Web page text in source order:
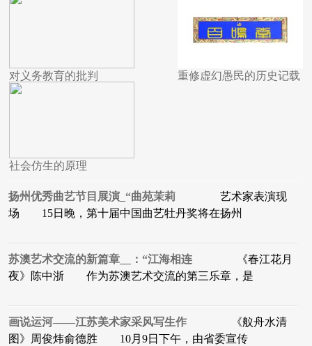
对义务教育的批判
社会仿生的原理
重修虚幻愚民的历史记载
扬州优秀曲艺节目展演_“曲苑茉莉 艺术家表演现
场 15日晚，第十届中国曲艺牡丹奖将在扬州
苏澳艺术交流的新篇章__：“江海相连 《春江花月
夜》陈中浙 作为苏澳艺术交流的第三乐章，是
画说运河——江苏美术家采风写生作 《舣舟水清
图》周俊炜俞德胜 10月9日下午，由省委宣传